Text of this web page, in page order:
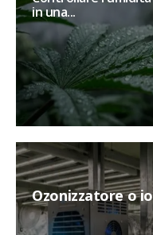
in una...
Ozonizzatore o